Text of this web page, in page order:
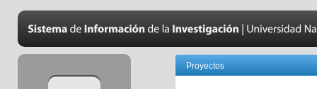
Proyectos